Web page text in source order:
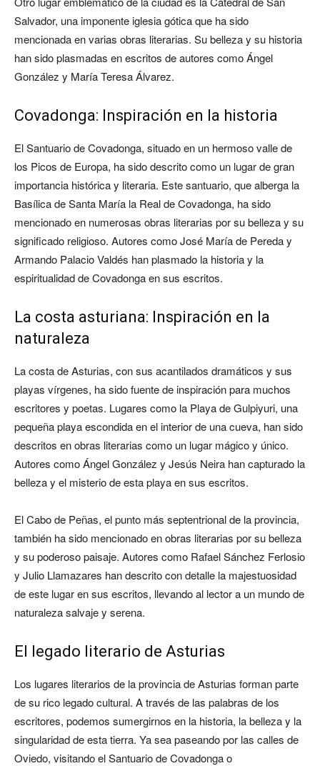
Salvador, una imponente iglesia gótica que ha sido
mencionada en varias obras literarias. Su belleza y su historia
han sido plasmadas en escritos de autores como Ángel
González y María Teresa Álvarez.
Covadonga: Inspiración en la historia
El Santuario de Covadonga, situado en un hermoso valle de
los Picos de Europa, ha sido descrito como un lugar de gran
importancia histórica y literaria. Este santuario, que alberga la
Basílica de Santa María la Real de Covadonga, ha sido
mencionado en numerosas obras literarias por su belleza y su
significado religioso. Autores como José María de Pereda y
Armando Palacio Valdés han plasmado la historia y la
espiritualidad de Covadonga en sus escritos.
La costa asturiana: Inspiración en la
naturaleza
La costa de Asturias, con sus acantilados dramáticos y sus
playas vírgenes, ha sido fuente de inspiración para muchos
escritores y poetas. Lugares como la Playa de Gulpiyuri, una
pequeña playa escondida en el interior de una cueva, han sido
descritos en obras literarias como un lugar mágico y único.
Autores como Ángel González y Jesús Neira han capturado la
belleza y el misterio de esta playa en sus escritos.
El Cabo de Peñas, el punto más septentrional de la provincia,
también ha sido mencionado en obras literarias por su belleza
y su poderoso paisaje. Autores como Rafael Sánchez Ferlosio
y Julio Llamazares han descrito con detalle la majestuosidad
de este lugar en sus escritos, llevando al lector a un mundo de
naturaleza salvaje y serena.
El legado literario de Asturias
Los lugares literarios de la provincia de Asturias forman parte
de su rico legado cultural. A través de las palabras de los
escritores, podemos sumergirnos en la historia, la belleza y la
singularidad de esta tierra. Ya sea paseando por las calles de
Oviedo, visitando el Santuario de Covadonga o